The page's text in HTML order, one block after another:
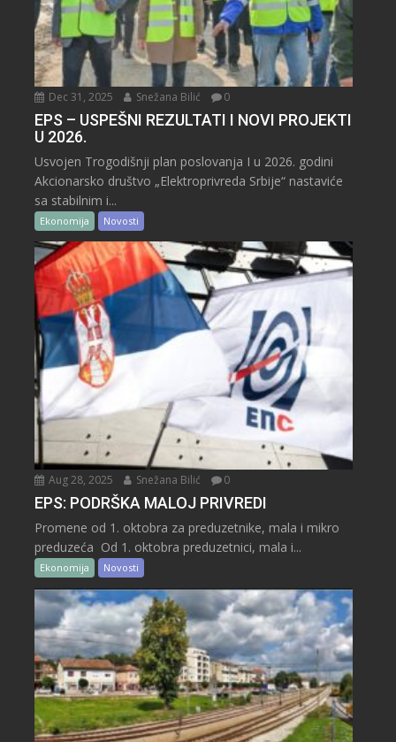
Dec 31, 2025 Snežana Bilić 0
EPS – USPEŠNI REZULTATI I NOVI PROJEKTI
U 2026.
Usvojen Trogodišnji plan poslovanja I u 2026. godini
Akcionarsko društvo „Elektroprivreda Srbije“ nastaviće
sa stabilnim i...
Ekonomija Novosti
Aug 28, 2025 Snežana Bilić 0
EPS: PODRŠKA MALOJ PRIVREDI
Promene od 1. oktobra za preduzetnike, mala i mikro
preduzeća Od 1. oktobra preduzetnici, mala i...
Ekonomija Novosti